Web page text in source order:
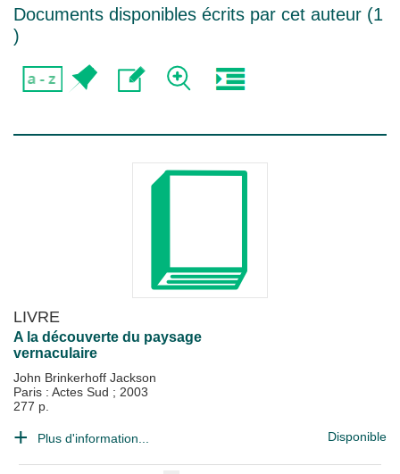
Documents disponibles écrits par cet auteur (1
)
LIVRE
A la découverte du paysage
vernaculaire
John Brinkerhoff Jackson
Paris : Actes Sud ; 2003
277 p.
Plus d'information... Disponible